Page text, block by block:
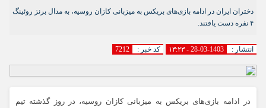
آپارات اپلیکیشن
دختران ایران در ادامه بازی‌های بریکس به میزبانی کازان روسیه، به مدال برنز روئینگ
۴ نفره دست یافتند.
انتشار : 1403-03-28 - ۱۳:۲۳ کد خبر : 7212
در ادامه بازی‌های بریکس به میزبانی کازان روسیه، در روز گذشته تیم